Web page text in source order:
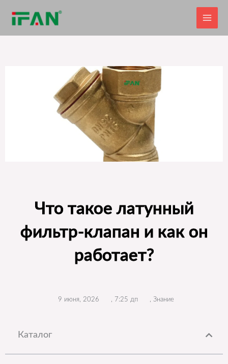
содержимому
Что такое латунный
фильтр-клапан и как он
работает?
9 июня, 2026 , 7:25 дп , Знание
Каталог